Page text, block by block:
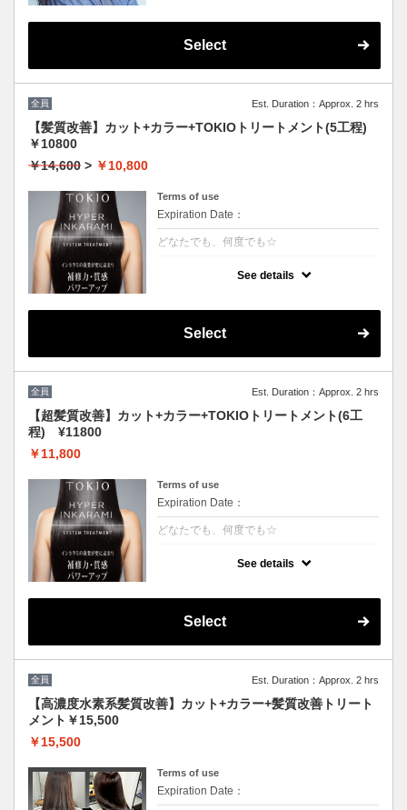
Select
全員 Est. Duration：Approx. 2 hrs
【髪質改善】カット+カラー+TOKIOトリートメント(5工程)
￥10800
￥14,600 > ￥10,800
Terms of use
Expiration Date：
どなたでも、何度でも☆
ちます。本質的な「髪質ケア」で大人気！超
深くに浸透して定着
See details
Select
全員 Est. Duration：Approx. 2 hrs
【超髪質改善】カット+カラー+TOKIOトリートメント(6工
程) ¥11800
￥11,800
Terms of use
Expiration Date：
どなたでも、何度でも☆
留シリコンを除去し、トリートメント効果を
綺麗に致します。
See details
Select
全員 Est. Duration：Approx. 2 hrs
【高濃度水素系髪質改善】カット+カラー+髪質改善トリート
メント￥15,500
￥15,500
Terms of use
Expiration Date：